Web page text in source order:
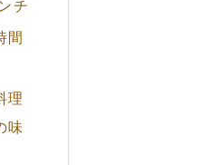
チ
間
理
味